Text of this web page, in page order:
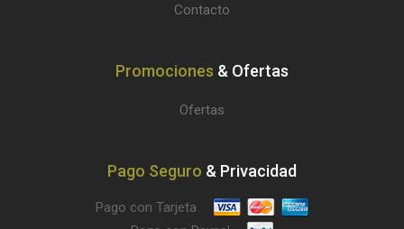
Contacto
Promociones & Ofertas
Ofertas
Pago Seguro & Privacidad
Pago con Tarjeta